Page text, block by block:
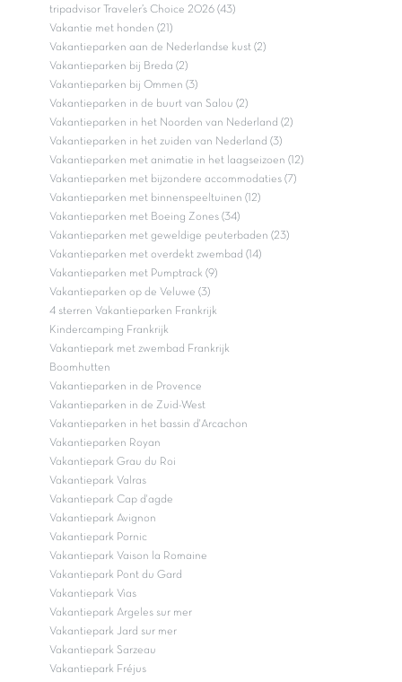
Vakantieparken in Alsace
Vakantieparken in Basse-Normandie
Vakantieparken in Catalonië
Meest bekeken links
kampeerarrangementen bij Capfun (13)
Kamperen in Nederland (15)
Kortingskaarten ANWB, ADAC & ACSI (15)
Ontdek onze ANWB sterren Vakantieparken (7)
Onze accommodaties voor acht tot elf personen (13)
THEMA WEEKENDEN IN NEDERLAND (2)
tripadvisor Traveler’s Choice 2026 (43)
Vakantie met honden (21)
Vakantieparken aan de Nederlandse kust (2)
Vakantieparken bij Breda (2)
Vakantieparken bij Ommen (3)
Vakantieparken in de buurt van Salou (2)
Vakantieparken in het Noorden van Nederland (2)
Vakantieparken in het zuiden van Nederland (3)
Vakantieparken met animatie in het laagseizoen (12)
Vakantieparken met bijzondere accommodaties (7)
Vakantieparken met binnenspeeltuinen (12)
Vakantieparken met Boeing Zones (34)
Vakantieparken met geweldige peuterbaden (23)
Vakantieparken met overdekt zwembad (14)
Vakantieparken met Pumptrack (9)
Vakantieparken op de Veluwe (3)
4 sterren Vakantieparken Frankrijk
Kindercamping Frankrijk
Vakantiepark met zwembad Frankrijk
Boomhutten
Vakantieparken in de Provence
Vakantieparken in de Zuid-West
Vakantieparken in het bassin d'Arcachon
Vakantieparken Royan
Vakantiepark Grau du Roi